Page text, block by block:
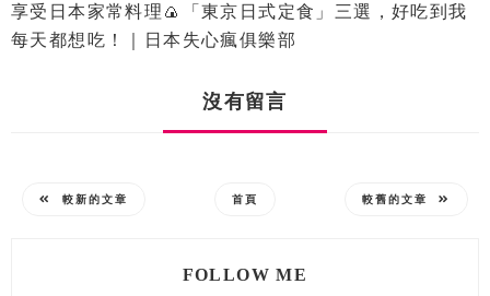
享受日本家常料理🍙「東京日式定食」三選，好吃到我
每天都想吃！｜日本失心瘋俱樂部
沒有留言
較新的文章 首頁 較舊的文章
FOLLOW ME